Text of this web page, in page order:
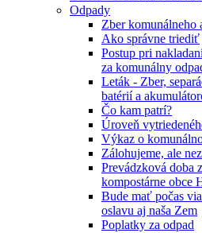
Odpady
Zber komunálneho
Ako správne triediť
Postup pri
za komunálny
Leták - Zber,
batérií a
Čo kam patrí?
Úroveň
Výkaz o
Zálohujeme, ale
Prevádzková doba
kompostárne obce
Bude mať počas
oslavu aj naša Zem
Poplatky za odpad